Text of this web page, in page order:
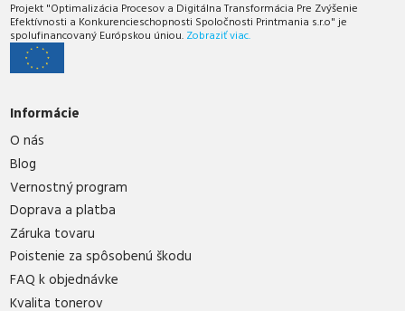
Projekt "Optimalizácia Procesov a Digitálna Transformácia Pre Zvýšenie
Efektívnosti a Konkurencieschopnosti Spoločnosti Printmania s.r.o" je
spolufinancovaný Európskou úniou. Zobraziť viac.
Informácie
O nás
Blog
Vernostný program
Doprava a platba
Záruka tovaru
Poistenie za spôsobenú škodu
FAQ k objednávke
Kvalita tonerov